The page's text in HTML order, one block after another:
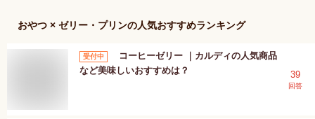
おやつ × ゼリー・プリンの人気おすすめランキング
受付中
コーヒーゼリー ｜カルディの人気商品
など美味しいおすすめは？
39
回答